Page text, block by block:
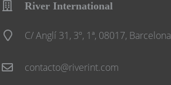
River International
C/ Anglí 31, 3º, 1ª, 08017, Barcelona
contacto@riverint.com